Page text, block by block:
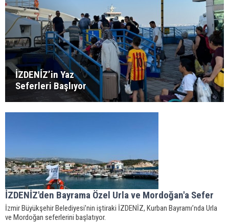
İZDENİZ’in Yaz
Seferleri Başlıyor
İZDENİZ'den Bayrama Özel Urla ve Mordoğan'a Sefer
İzmir Büyükşehir Belediyesi’nin iştiraki İZDENİZ, Kurban Bayramı’nda Urla
ve Mordoğan seferlerini başlatıyor.